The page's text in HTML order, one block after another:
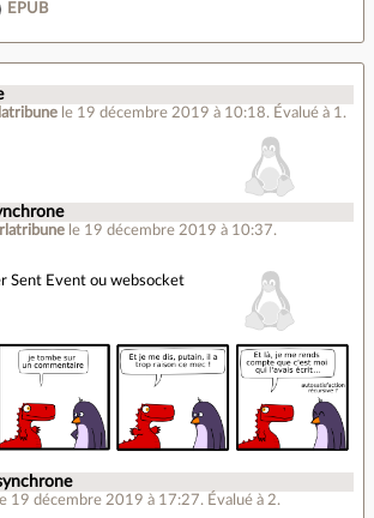
EPUB
le 19 décembre 2019 à 10:18. Évalué à 1.
le 19 décembre 2019 à 10:37.
Sent Event ou websocket
le 19 décembre 2019 à 17:27. Évalué à 2.